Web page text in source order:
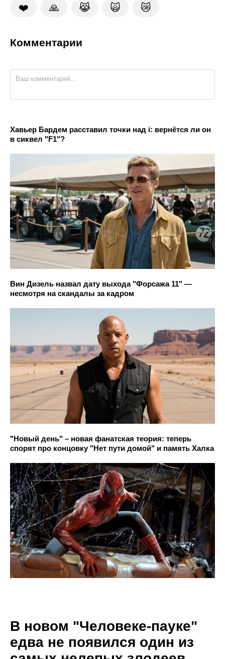
❤️ 🙏 😹 🙀 😿
Комментарии
Хавьер Бардем расставил точки над i: вернётся ли он
в сиквел "F1"?
Вин Дизель назвал дату выхода "Форсажа 11" —
несмотря на скандалы за кадром
"Новый день" – новая фанатская теория: теперь
спорят про концовку "Нет пути домой" и память Халка
В новом "Человеке-пауке"
едва не появился один из